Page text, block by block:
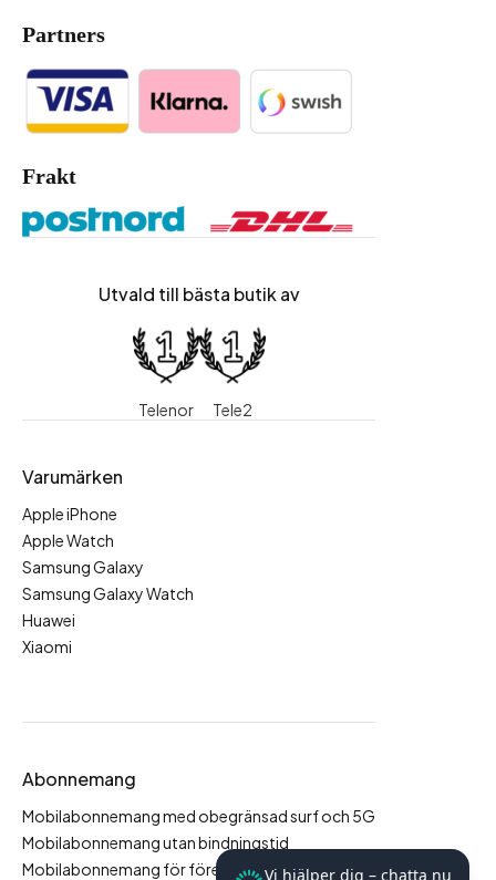
Vi hjälper dig – chatta nu
Partners
Frakt
Utvald till bästa butik av
Telenor Tele2
Varumärken
Apple iPhone
Apple Watch
Samsung Galaxy
Samsung Galaxy Watch
Huawei
Xiaomi
Abonnemang
Mobilabonnemang med obegränsad surf och 5G
Mobilabonnemang utan bindningstid
Mobilabonnemang för företag